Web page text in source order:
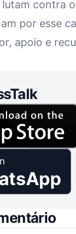
contra
por esse
apoio e